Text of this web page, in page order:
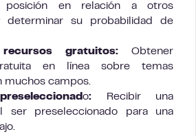
posición en relación a otros
determinar su probabilidad de
gratuitos: Obtener
en línea sobre temas
muchos campos.
preseleccionado: Recibir una
ser preseleccionado para una